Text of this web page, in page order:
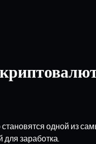
одной из
заработка.